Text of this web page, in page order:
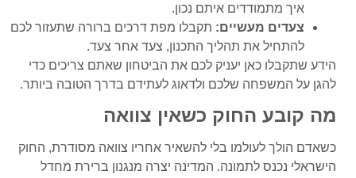
איך מתמודדים איתם נכון.
צעדים מעשיים: תקבלו מפת דרכים ברורה שתעזור לכם
להתחיל את תהליך התכנון, צעד אחר צעד.
הידע שתקבלו כאן יעניק לכם את הביטחון שאתם צריכים כדי
להגן על המשפחה שלכם ולדאוג לעתידם בדרך הטובה ביותר.
מה קובע החוק כשאין צוואה
כשאדם הולך לעולמו בלי להשאיר אחריו צוואה מסודרת, החוק
הישראלי נכנס לתמונה. המדינה יצרה מנגנון ברירת מחדל